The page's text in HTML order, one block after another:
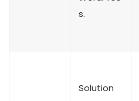
s.
Solution